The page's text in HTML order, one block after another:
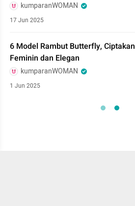
kumparanWOMAN
17 Jun 2025
6 Model Rambut Butterfly,
Feminin dan Elegan
kumparanWOMAN
1 Jun 2025